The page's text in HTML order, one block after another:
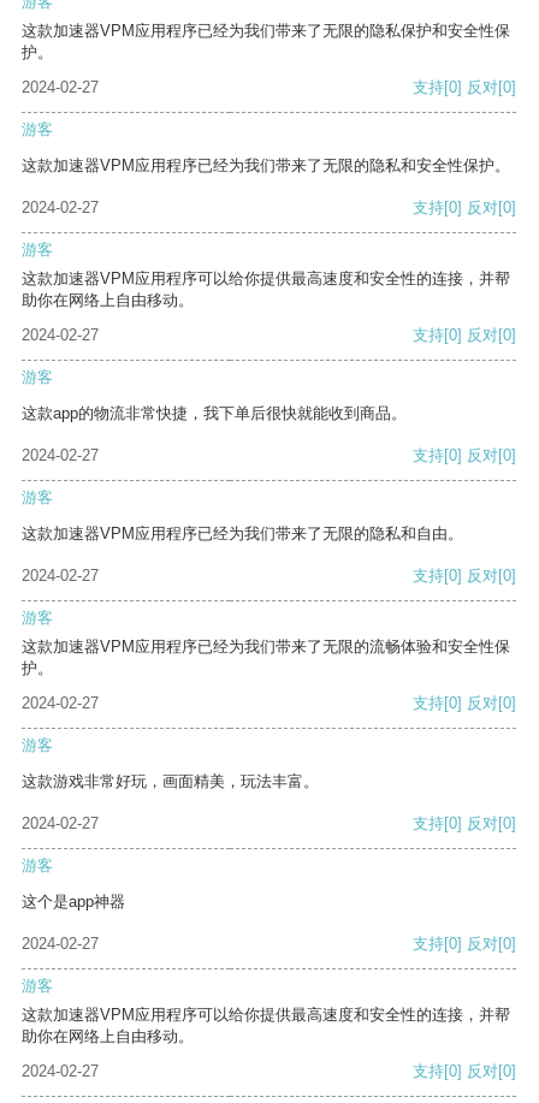
这款加速器VPM应用程序已经为我们带来了无限的隐私保护和安全性保
护。
2024-02-27
支持[0] 反对[0]
游客
这款加速器VPM应用程序已经为我们带来了无限的隐私和安全性保护。
2024-02-27 支持[0] 反对[0]
游客
这款加速器VPM应用程序可以给你提供最高速度和安全性的连接，并帮
助你在网络上自由移动。
2024-02-27
支持[0] 反对[0]
游客
这款app的物流非常快捷，我下单后很快就能收到商品。
2024-02-27 支持[0] 反对[0]
游客
这款加速器VPM应用程序已经为我们带来了无限的隐私和自由。
2024-02-27 支持[0] 反对[0]
游客
这款加速器VPM应用程序已经为我们带来了无限的流畅体验和安全性保
护。
2024-02-27
支持[0] 反对[0]
游客
这款游戏非常好玩，画面精美，玩法丰富。
2024-02-27 支持[0] 反对[0]
游客
这个是app神器
2024-02-27 支持[0] 反对[0]
游客
这款加速器VPM应用程序可以给你提供最高速度和安全性的连接，并帮
助你在网络上自由移动。
2024-02-27
支持[0] 反对[0]